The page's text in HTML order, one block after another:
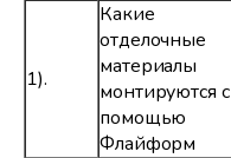
1).
Какие
отделочные
материалы
монтируются с
помощью
Флайформ